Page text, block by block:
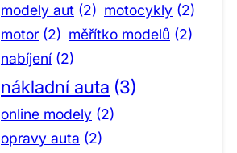
modely aut (2) motocykly (2)
motor (2) měřítko modelů (2)
nabíjení (2)
nákladní auta (3)
online modely (2)
opravy auta (2)